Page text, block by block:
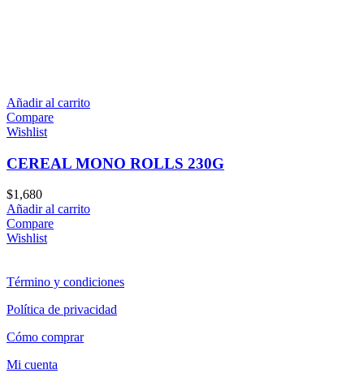
Añadir al carrito
Compare
Wishlist
CEREAL MONO ROLLS 230G
$1,680
Añadir al carrito
Compare
Wishlist
Término y condiciones
Política de privacidad
Cómo comprar
Mi cuenta